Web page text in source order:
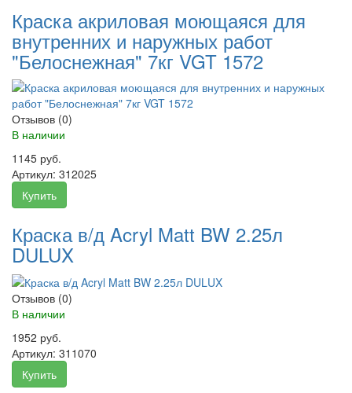
Краска акриловая моющаяся для
внутренних и наружных работ
"Белоснежная" 7кг VGT 1572
Отзывов (0)
В наличии
1145 руб.
Артикул: 312025
Купить
Краска в/д Acryl Matt BW 2.25л
DULUX
Отзывов (0)
В наличии
1952 руб.
Артикул: 311070
Купить